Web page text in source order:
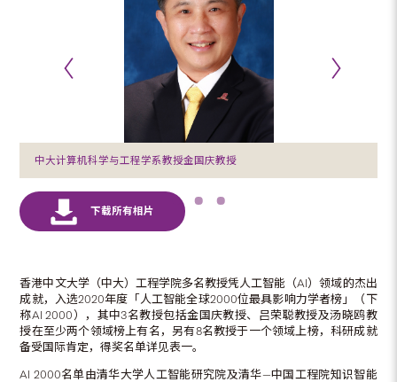
中大计算机科学与工程学系教授金国庆教授
香港中文大学（中大）工程学院多名教授凭人工智能（AI）领域的杰出
成就，入选2020年度「人工智能全球2000位最具影响力学者榜」（下
称AI 2000），其中3名教授包括金国庆教授、吕荣聪教授及汤晓鸥教
授在至少两个领域榜上有名，另有8名教授于一个领域上榜，科研成就
备受国际肯定，得奖名单详见表一。
AI 2000名单由清华大学人工智能研究院及清华—中国工程院知识智能